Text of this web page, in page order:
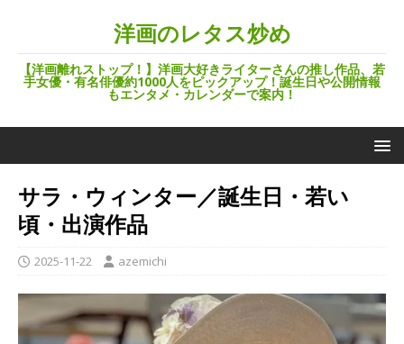
洋画のレタス炒め
【洋画離れストップ！】洋画大好きライターさんの推し作品、若
手女優・有名俳優約1000人をピックアップ！誕生日や公開情報
もエンタメ・カレンダーで案内！
サラ・ウィンター／誕生日・若い
頃・出演作品
2025-11-22 azemichi